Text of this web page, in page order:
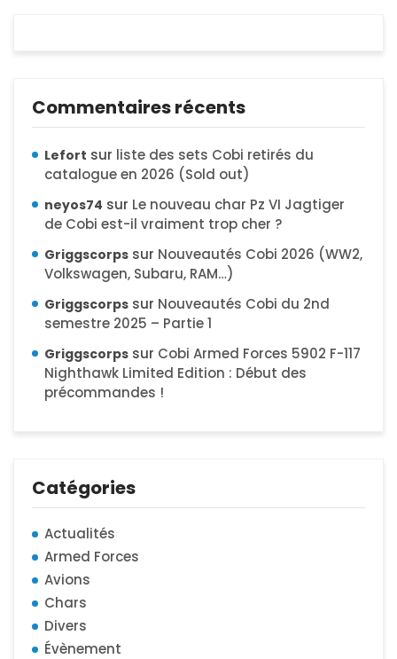
Commentaires récents
Lefort sur liste des sets Cobi retirés du
catalogue en 2026 (Sold out)
neyos74 sur Le nouveau char Pz VI Jagtiger
de Cobi est-il vraiment trop cher ?
Griggscorps sur Nouveautés Cobi 2026 (WW2,
Volkswagen, Subaru, RAM…)
Griggscorps sur Nouveautés Cobi du 2nd
semestre 2025 – Partie 1
Griggscorps sur Cobi Armed Forces 5902 F-117
Nighthawk Limited Edition : Début des
précommandes !
Catégories
Actualités
Armed Forces
Avions
Chars
Divers
Évènement